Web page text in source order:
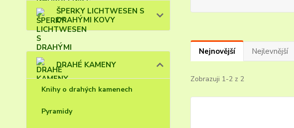
ŠPERKY LICHTWESEN S
DRAHÝMI KOVY
DRAHÉ KAMENY
Knihy o drahých kamenech
Pyramidy
Nejnovější Nejlevnější
Zobrazuji 1-2 z 2